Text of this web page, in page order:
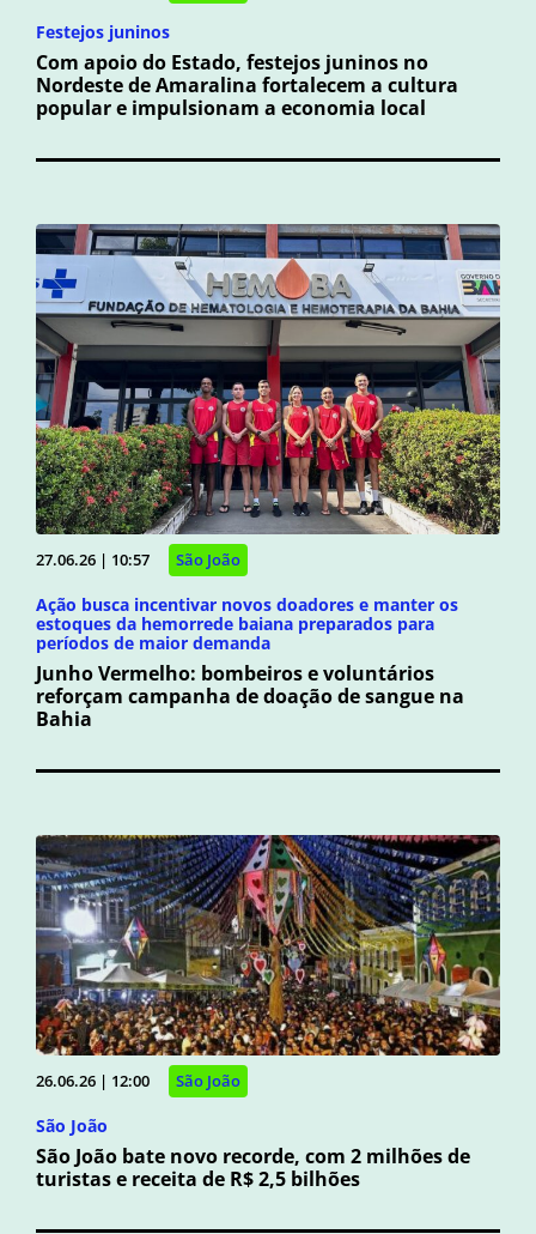
Festejos juninos
Com apoio do Estado, festejos juninos no
Nordeste de Amaralina fortalecem a cultura
popular e impulsionam a economia local
27.06.26 | 10:57 São João
Ação busca incentivar novos doadores e manter os
estoques da hemorrede baiana preparados para
períodos de maior demanda
Junho Vermelho: bombeiros e voluntários
reforçam campanha de doação de sangue na
Bahia
26.06.26 | 12:00 São João
São João
São João bate novo recorde, com 2 milhões de
turistas e receita de R$ 2,5 bilhões